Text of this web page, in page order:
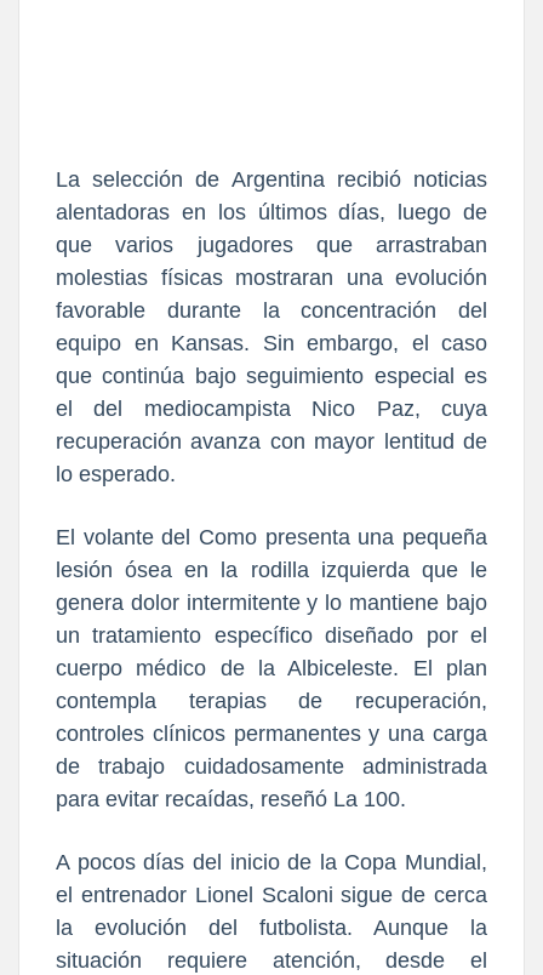
La selección de Argentina recibió noticias
alentadoras en los últimos días, luego de
que varios jugadores que arrastraban
molestias físicas mostraran una evolución
favorable durante la concentración del
equipo en Kansas. Sin embargo, el caso
que continúa bajo seguimiento especial es
el del mediocampista Nico Paz, cuya
recuperación avanza con mayor lentitud de
lo esperado.
El volante del Como presenta una pequeña
lesión ósea en la rodilla izquierda que le
genera dolor intermitente y lo mantiene bajo
un tratamiento específico diseñado por el
cuerpo médico de la Albiceleste. El plan
contempla terapias de recuperación,
controles clínicos permanentes y una carga
de trabajo cuidadosamente administrada
para evitar recaídas, reseñó La 100.
A pocos días del inicio de la Copa Mundial,
el entrenador Lionel Scaloni sigue de cerca
la evolución del futbolista. Aunque la
situación requiere atención, desde el